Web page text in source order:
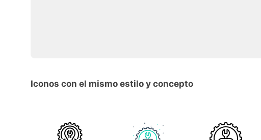
Iconos con el mismo estilo y concepto